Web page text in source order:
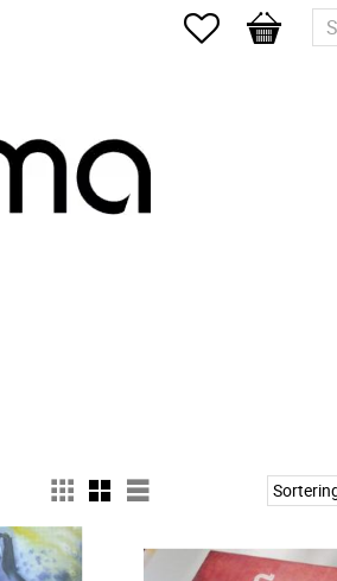
Favoriter
Kundvagn